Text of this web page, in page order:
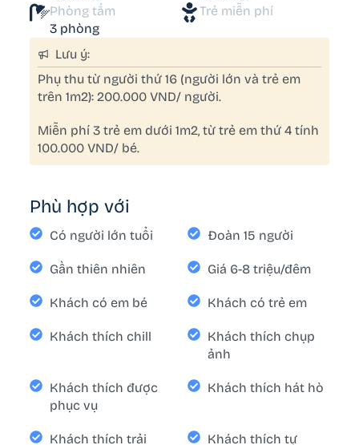
Phòng tắm
3 phòng
Trẻ miễn phí
Lưu ý:
Phụ thu từ người thứ 16 (người lớn và trẻ em
trên 1m2): 200.000 VND/ người.
Miễn phí 3 trẻ em dưới 1m2, từ trẻ em thứ 4 tính
100.000 VND/ bé.
Phù hợp với
Có người lớn tuổi Đoàn 15 người
Gần thiên nhiên Giá 6-8 triệu/đêm
Khách có em bé Khách có trẻ em
Khách thích chill
Khách thích chụp
ảnh
Khách thích được
phục vụ
Khách thích hát hò
Khách thích trải
Khách thích tự